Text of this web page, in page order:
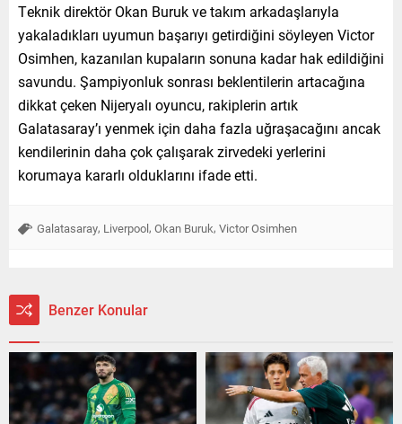
Teknik direktör Okan Buruk ve takım arkadaşlarıyla
yakaladıkları uyumun başarıyı getirdiğini söyleyen Victor
Osimhen, kazanılan kupaların sonuna kadar hak edildiğini
savundu. Şampiyonluk sonrası beklentilerin artacağına
dikkat çeken Nijeryalı oyuncu, rakiplerin artık
Galatasaray’ı yenmek için daha fazla uğraşacağını ancak
kendilerinin daha çok çalışarak zirvedeki yerlerini
korumaya kararlı olduklarını ifade etti.
Galatasaray, Liverpool, Okan Buruk, Victor Osimhen
Benzer Konular